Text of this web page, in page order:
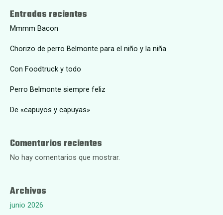
Entradas recientes
Mmmm Bacon
Chorizo de perro Belmonte para el niño y la niña
Con Foodtruck y todo
Perro Belmonte siempre feliz
De «capuyos y capuyas»
Comentarios recientes
No hay comentarios que mostrar.
Archivos
junio 2026